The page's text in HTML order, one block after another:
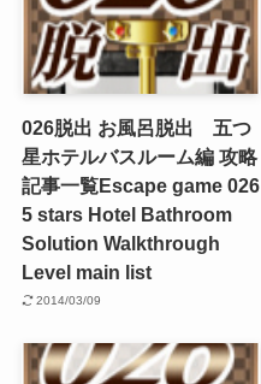
026脱出 お風呂脱出 五つ
星ホテルバスルーム編 攻略
記事一覧Escape game 026
5 stars Hotel Bathroom
Solution Walkthrough
Level main list
2014/03/09